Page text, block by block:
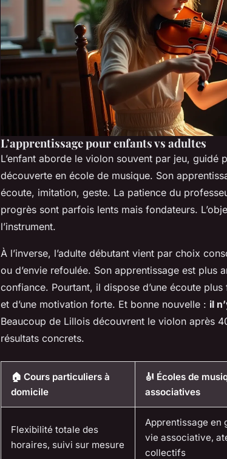
L’apprentissage pour enfants vs adultes
L’enfant aborde le violon souvent par jeu, guidé
découverte en école de musique. Son
écoute, imitation, geste. La patience du
progrès sont parfois lents mais fondateurs.
l’instrument.
À l’inverse, l’adulte débutant vient par choix
ou d’envie refoulée. Son apprentissage est plus
confiance. Pourtant, il dispose d’une écoute
et d’une motivation forte. Et bonne nouvelle : il
Beaucoup de Lillois découvrent le violon après
résultats concrets.
🏠 Cours particuliers à
domicile
🎻 Écoles de
associatives
Flexibilité totale des
horaires, suivi sur mesure
Apprentissage en
vie associative,
collectifs